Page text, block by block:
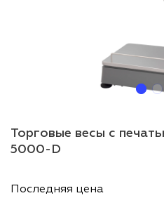
Торговые весы с
5000-D
Последняя цена